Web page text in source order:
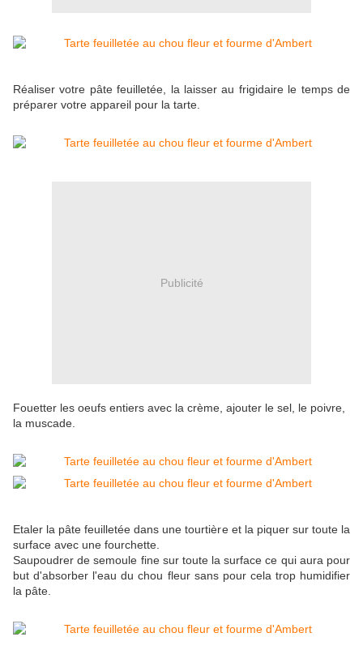
Réaliser votre pâte feuilletée, la laisser au frigidaire le temps de
préparer votre appareil pour la tarte.
Publicité
Fouetter les oeufs entiers avec la crème, ajouter le sel, le poivre,
la muscade.
Etaler la pâte feuilletée dans une tourtière et la piquer sur toute la
surface avec une fourchette.
Saupoudrer de semoule fine sur toute la surface ce qui aura pour
but d'absorber l'eau du chou fleur sans pour cela trop humidifier
la pâte.